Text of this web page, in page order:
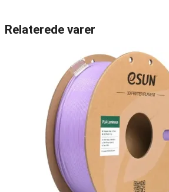
Relaterede varer